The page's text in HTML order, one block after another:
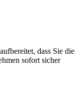
dass Sie die
sofort sicher